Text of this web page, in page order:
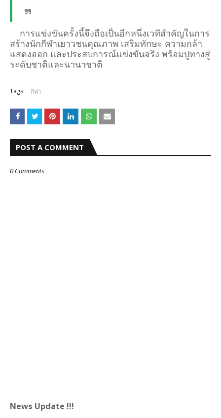
การแข่งขันครั้งนี้จึงถือเป็นอีกหนึ่งเวทีสำคัญในการ
สร้างนักกีฬาเยาวชนคุณภาพ เสริมทักษะ ความกล้า
แสดงออก และประสบการณ์แข่งขันจริง พร้อมปูทางสู่
ระดับชาติและนานาชาติ
Tags: กีฬา
POST A COMMENT
0 Comments
News Update !!!